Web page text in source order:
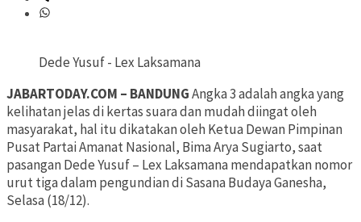
Dede Yusuf - Lex Laksamana
JABARTODAY.COM – BANDUNGAngka 3 adalah angka yang
kelihatan jelas di kertas suara dan mudah diingat oleh
masyarakat, hal itu dikatakan oleh Ketua Dewan Pimpinan
Pusat Partai Amanat Nasional, Bima Arya Sugiarto, saat
pasangan Dede Yusuf – Lex Laksamana mendapatkan nomor
urut tiga dalam pengundian di Sasana Budaya Ganesha,
Selasa (18/12).